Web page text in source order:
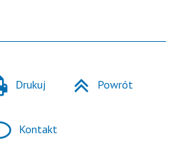
Drukuj Powrót
Kontakt